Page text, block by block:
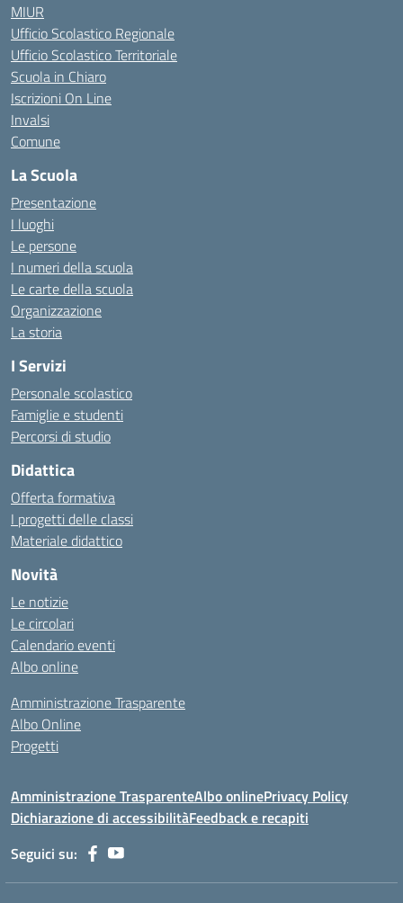
MIUR
Ufficio Scolastico Regionale
Ufficio Scolastico Territoriale
Scuola in Chiaro
Iscrizioni On Line
Invalsi
Comune
La Scuola
Presentazione
I luoghi
Le persone
I numeri della scuola
Le carte della scuola
Organizzazione
La storia
I Servizi
Personale scolastico
Famiglie e studenti
Percorsi di studio
Didattica
Offerta formativa
I progetti delle classi
Materiale didattico
Novità
Le notizie
Le circolari
Calendario eventi
Albo online
Amministrazione Trasparente
Albo Online
Progetti
Amministrazione TrasparenteAlbo onlinePrivacy Policy
Dichiarazione di accessibilitàFeedback e recapiti
Seguici su: